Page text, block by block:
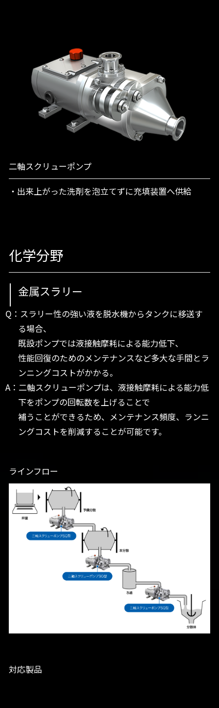
二軸スクリューポンプ
・出来上がった洗剤を泡立てずに充填装置へ供給
化学分野
金属スラリー
Q：スラリー性の強い液を脱水機からタンクに移送す
る場合、
既設ポンプでは液接触摩耗による能力低下、
性能回復のためのメンテナンスなど多大な手間とラ
ンニングコストがかかる。
A：二軸スクリューポンプは、液接触摩耗による能力低
下をポンプの回転数を上げることで
補うことができるため、メンテナンス頻度、ランニ
ングコストを削減することが可能です。
ラインフロー
対応製品